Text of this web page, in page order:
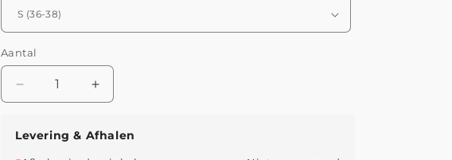
Aantal
Aantal
verlagen
Amélie
Aantal
verhogen
Amélie
Levering & Afhalen